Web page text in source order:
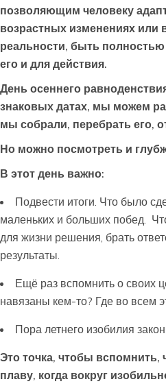
позволяющим человеку
возрастных изменениях или
реальности, быть
его и для действия.
День осеннего
знаковых датах, мы можем
мы собрали, перебрать его,
Но можно посмотреть и
В этот день важно:
Подвести итоги. Что было
маленьких и больших побед.
для жизни решения, брать
результаты.
Ещё раз вспомнить о своих
навязаны кем-то? Где во всем
Пора летнего изобилия
Это точка, чтобы вспомнить,
плаву, когда вокруг